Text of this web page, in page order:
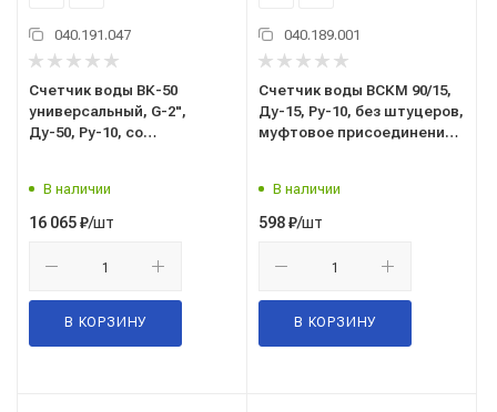
040.191.047
Счетчик воды ВК-50
универсальный, G-2",
Ду-50, Ру-10, со
Петербург
В наличии
16 065₽/шт
В КОРЗИНУ
040.189.001
Счетчик воды ВСКМ 90/15,
Ду-15, Ру-10, без штуцеров,
муфтовое присоединение,
В наличии
598₽/шт
В КОРЗИНУ